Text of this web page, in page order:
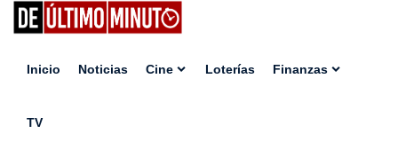
Inicio Noticias Cine Loterías Finanzas
TV